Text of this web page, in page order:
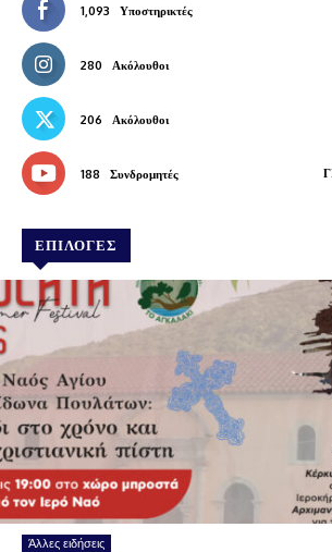
1,093 Υποστηρικτές
280 Ακόλουθοι
206 Ακόλουθοι
188 Συνδρομητές
ΕΠΙΛΟΓΕΣ
Άλλες ειδήσεις